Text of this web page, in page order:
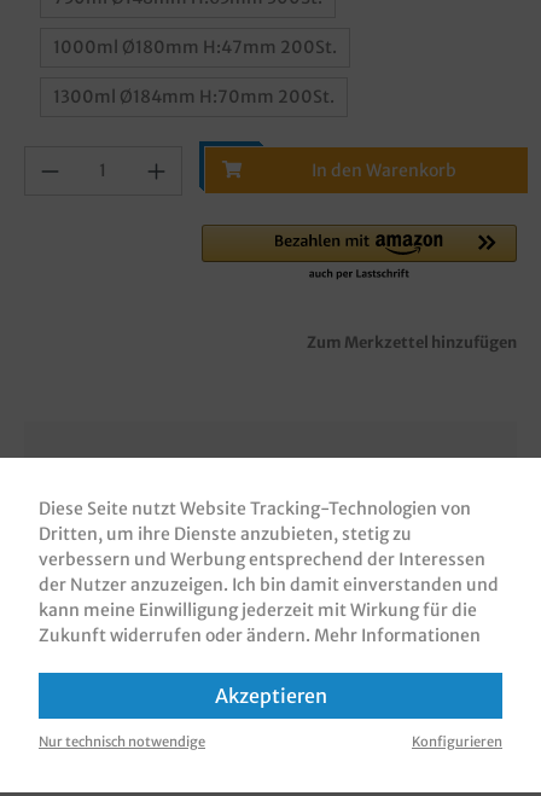
1000ml Ø180mm H:47mm 200St.
1300ml Ø184mm H:70mm 200St.
In den Warenkorb
Zum Merkzettel hinzufügen
Salatschalen / Salad Bowls / Salatbehälter, braun,
Karton/Hartpapier braun, PE beschichtet, mit PET
Deckel im Kombipack, ver…Mehr
Bewertungen
Informationen zur Produktsicherheit
Diese Seite nutzt Website Tracking-Technologien von
Dritten, um ihre Dienste anzubieten, stetig zu
verbessern und Werbung entsprechend der Interessen
der Nutzer anzuzeigen. Ich bin damit einverstanden und
kann meine Einwilligung jederzeit mit Wirkung für die
Zukunft widerrufen oder ändern. Mehr Informationen
Akzeptieren
Nur technisch notwendige Konfigurieren